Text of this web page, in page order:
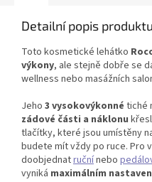
Detailní popis produktu
Toto kosmetické lehátko
výkony, ale stejně dobře se
wellness nebo masážních
Jeho 3 vysokovýkonné tiché
zádové části a náklonu
tlačítky, které jsou umístěny
budete mít vždy po ruce. Pro
doobjednatručnínebo
vyniká maximálním